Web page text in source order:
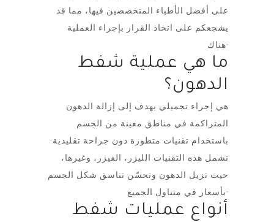
على أفضل الأطباء المتخصصين فيها، مما قد
يشجعكم على اتخاذ القرار بإجراء العملية
هناك·
ما هي عملية شفط
الدهون؟
هي إجراء تجميلي يهدف إلى إزالة الدهون
المتراكمة في مناطق معينة من الجسم
باستخدام تقنيات متطورة دون جراحة تقليدية·
تشمل هذه التقنيات الليزر، الفيزر، وغيرها،
حيث تزيل الدهون وتحسّن تناسق شكل الجسم
بأسعار في متناول الجميع·
أنواع عمليات شفط